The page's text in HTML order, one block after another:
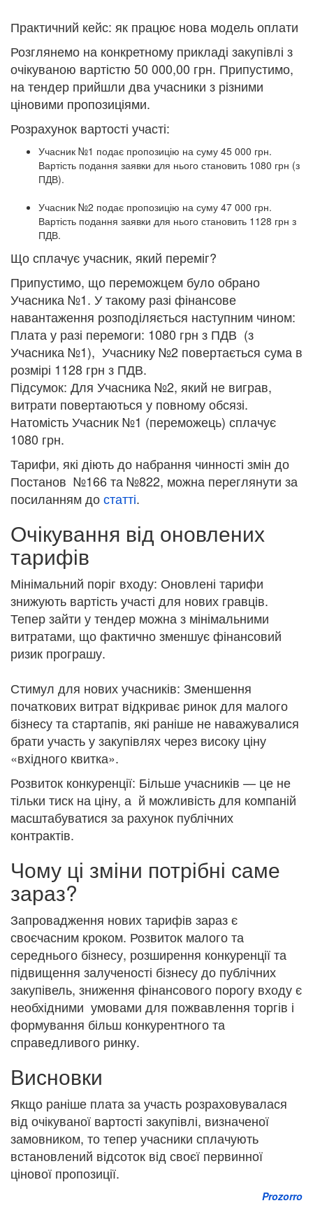
Практичний кейс: як працює нова модель оплати
Розглянемо на конкретному прикладі закупівлі з
очікуваною вартістю 50 000,00 грн. Припустимо,
на тендер прийшли два учасники з різними
ціновими пропозиціями.
Розрахунок вартості участі:
Учасник №1 подає пропозицію на суму 45 000 грн.
Вартість подання заявки для нього становить 1080 грн (з
ПДВ).
Учасник №2 подає пропозицію на суму 47 000 грн.
Вартість подання заявки для нього становить 1128 грн з
ПДВ.
Що сплачує учасник, який переміг?
Припустимо, що переможцем було обрано
Учасника №1. У такому разі фінансове
навантаження розподіляється наступним чином:
Плата у разі перемоги: 1080 грн з ПДВ (з
Учасника №1), Учаснику №2 повертається сума в
розмірі 1128 грн з ПДВ.
Підсумок: Для Учасника №2, який не виграв,
витрати повертаються у повному обсязі.
Натомість Учасник №1 (переможець) сплачує
1080 грн.
Тарифи, які діють до набрання чинності змін до
Постанов №166 та №822, можна переглянути за
посиланням достатті.
Очікування від оновлених
тарифів
Мінімальний поріг входу: Оновлені тарифи
знижують вартість участі для нових гравців.
Тепер зайти у тендер можна з мінімальними
витратами, що фактично зменшує фінансовий
ризик програшу.
Стимул для нових учасників: Зменшення
початкових витрат відкриває ринок для малого
бізнесу та стартапів, які раніше не наважувалися
брати участь у закупівлях через високу ціну
«вхідного квитка».
Розвиток конкуренції: Більше учасників — це не
тільки тиск на ціну, а й можливість для компаній
масштабуватися за рахунок публічних
контрактів.
Чому ці зміни потрібні саме
зараз?
Запровадження нових тарифів зараз є
своєчасним кроком. Розвиток малого та
середнього бізнесу, розширення конкуренції та
підвищення залученості бізнесу до публічних
закупівель, зниження фінансового порогу входу є
необхідними умовами для пожвавлення торгів і
формування більш конкурентного та
справедливого ринку.
Висновки
Якщо раніше плата за участь розраховувалася
від очікуваної вартості закупівлі, визначеної
замовником, то тепер учасники сплачують
встановлений відсоток від своєї первинної
цінової пропозиції.
Prozorro